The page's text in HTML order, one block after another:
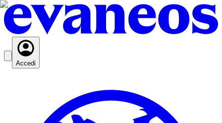
Accedi